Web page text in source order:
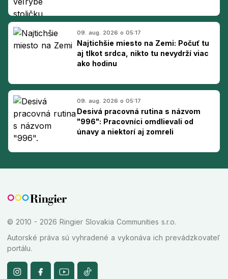
09. aug. 2026 o 05:17
Najtichšie miesto na Zemi: Počuť tu
aj tlkot srdca, nikto tu nevydrží viac
ako hodinu
09. aug. 2026 o 05:17
Desivá pracovná rutina s názvom
"996": Pracovníci omdlievali od
únavy a niektorí aj zomreli
© 2010 - 2026 Ringier Slovakia Communities s.r.o.
Autorské práva sú vyhradené a vykonáva ich prevádzkovateľ
portálu.